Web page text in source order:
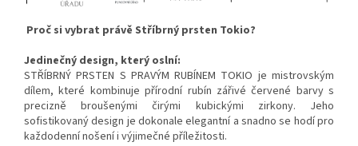
Proč si vybrat právě Stříbrný prsten Tokio?
Jedinečný design, který oslní:
STŘÍBRNÝ PRSTEN S PRAVÝM RUBÍNEM TOKIO je mistrovským
dílem, které kombinuje přírodní rubín zářivé červené barvy s
precizně broušenými čirými kubickými zirkony. Jeho
sofistikovaný design je dokonale elegantní a snadno se hodí pro
každodenní nošení i výjimečné příležitosti.